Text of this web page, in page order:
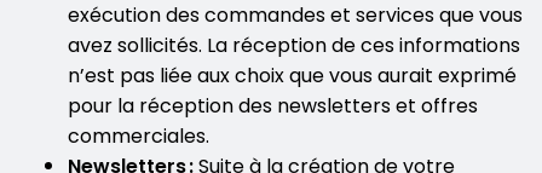
exécution des commandes et services que vous
avez sollicités. La réception de ces informations
n’est pas liée aux choix que vous aurait exprimé
pour la réception des newsletters et offres
commerciales.
Newsletters :Suite à la création de votre